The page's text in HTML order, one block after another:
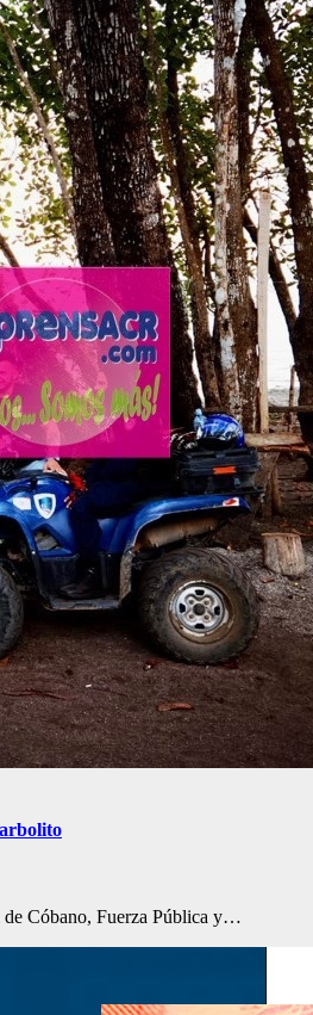
de Cóbano, Fuerza Pública y…